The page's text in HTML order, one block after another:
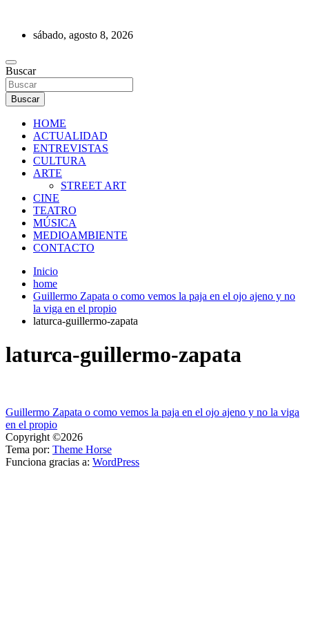
contenidosábado, agosto 8, 2026
REVISTA DE PRENSA
Buscar
Buscar
HOME
ACTUALIDAD
ENTREVISTAS
CULTURA
ARTE
STREET ART
CINE
TEATRO
MÚSICA
MEDIOAMBIENTE
CONTACTO
Inicio
home
Guillermo Zapata o como vemos la paja en el ojo ajeno y no
la viga en el propio
laturca-guillermo-zapata
laturca-guillermo-zapata
Navegación
de
entradas
Guillermo Zapata o como vemos la paja en el ojo ajeno y no la viga
en el propio
Copyright ©2026
Tema por: Theme Horse
Funciona gracias a: WordPress